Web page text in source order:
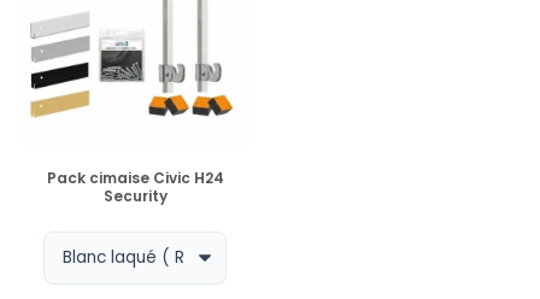
EN STOCK
Pack cimaise Civic H24
Security